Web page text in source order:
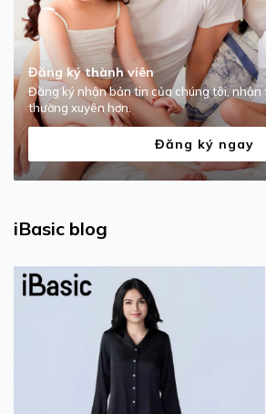
Đăng ký thành viên
Đăng ký nhận bản tin của chúng tôi,
thường xuyên hơn.
Đăng ký ngay
iBasic blog